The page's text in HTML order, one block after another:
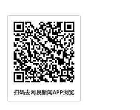
扫码去网易新闻APP浏览